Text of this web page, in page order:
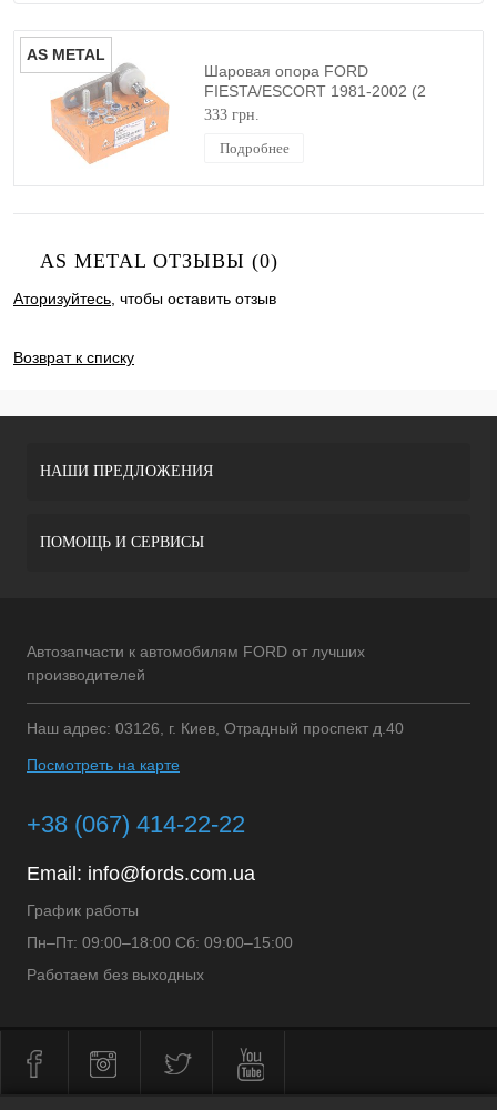
AS METAL
Шаровая опора FORD
FIESTA/ESCORT 1981-2002 (2
БОЛТА 17MM) AS METAL
333 грн.
Подробнее
AS METAL ОТЗЫВЫ (0)
Аторизуйтесь , чтобы оставить отзыв
Возврат к списку
НАШИ ПРЕДЛОЖЕНИЯ
ПОМОЩЬ И СЕРВИСЫ
Автозапчасти к автомобилям FORD от лучших
производителей
Наш адрес: 03126, г. Киев, Отрадный проспект д.40
Посмотреть на карте
+38 (067) 414-22-22
Email: info@fords.com.ua
График работы
Пн–Пт: 09:00–18:00 Сб: 09:00–15:00
Работаем без выходных